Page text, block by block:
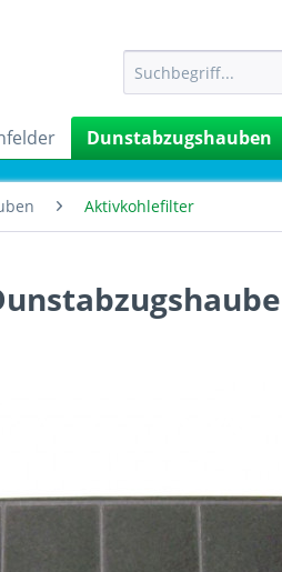
Dunstabzugshauben
Aktivkohlefilter